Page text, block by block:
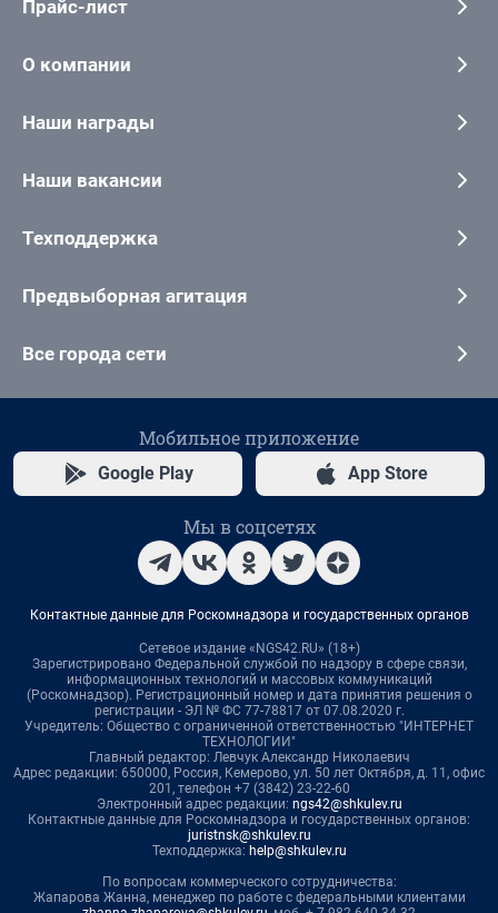
Прайс-лист
О компании
Наши награды
Наши вакансии
Техподдержка
Предвыборная агитация
Все города сети
Мобильное приложение
Google Play App Store
Мы в соцсетях
Контактные данные для Роскомнадзора и государственных органов
Сетевое издание «NGS42.RU» (18+)
Зарегистрировано Федеральной службой по надзору в сфере связи,
информационных технологий и массовых коммуникаций
(Роскомнадзор). Регистрационный номер и дата принятия решения о
регистрации - ЭЛ № ФС 77-78817 от 07.08.2020 г.
Учредитель: Общество с ограниченной ответственностью "ИНТЕРНЕТ
ТЕХНОЛОГИИ"
Главный редактор: Левчук Александр Николаевич
Адрес редакции: 650000, Россия, Кемерово, ул. 50 лет Октября, д. 11, офис
201, телефон +7 (3842) 23-22-60
Электронный адрес редакции: ngs42@shkulev.ru
Контактные данные для Роскомнадзора и государственных органов:
juristnsk@shkulev.ru
Техподдержка: help@shkulev.ru
По вопросам коммерческого сотрудничества:
Жапарова Жанна, менеджер по работе с федеральными клиентами